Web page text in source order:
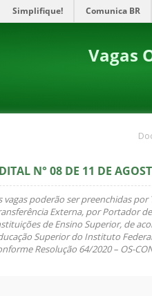
Simplifique! Comunica BR
Vagas
N° 08 DE 11 DE
vagas poderão ser preenchidas
Externa, por Portador
de Ensino Superior, de
Superior do Instituto
Resolução 64/2020 – OS-